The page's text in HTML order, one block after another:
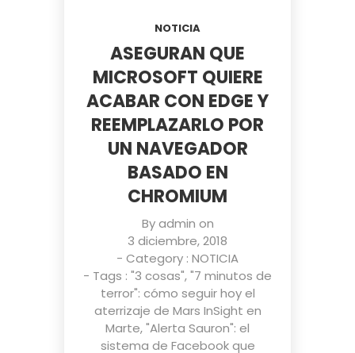
NOTICIA
ASEGURAN QUE
MICROSOFT QUIERE
ACABAR CON EDGE Y
REEMPLAZARLO POR
UN NAVEGADOR
BASADO EN
CHROMIUM
Byadmin on
3 diciembre, 2018
- Category : NOTICIA
- Tags : "3 cosas","7 minutos de
terror": cómo seguir hoy el
aterrizaje de Mars InSight en
Marte,"Alerta Sauron": el
sistema de Facebook que